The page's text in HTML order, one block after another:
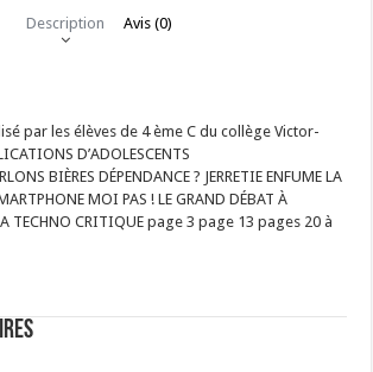
Description Avis (0)
par les élèves de 4 ème C du collège Victor-
D’ADOLESCENTS
BIÈRES DÉPENDANCE ? JERRETIE ENFUME LA
MOI PAS ! LE GRAND DÉBAT À
TECHNO CRITIQUE page 3 page 13 pages 20 à